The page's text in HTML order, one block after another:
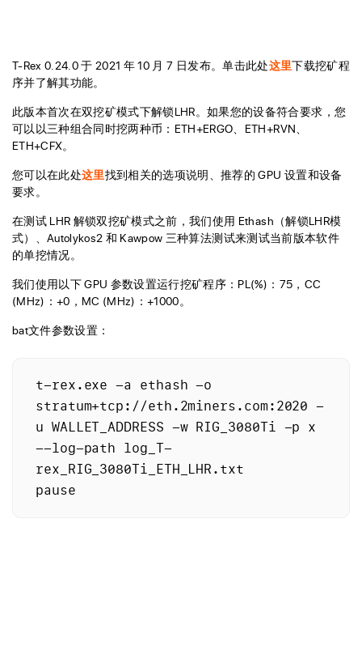
T-Rex 0.24.0 于 2021 年 10 月 7 日发布。单击此处这里下载挖矿程
序并了解其功能。
此版本首次在双挖矿模式下解锁LHR。如果您的设备符合要求，您
可以以三种组合同时挖两种币：ETH+ERGO、ETH+RVN、
ETH+CFX。
您可以在此处这里找到相关的选项说明、推荐的 GPU 设置和设备
要求。
在测试 LHR 解锁双挖矿模式之前，我们使用 Ethash（解锁LHR模
式）、Autolykos2 和 Kawpow 三种算法测试来测试当前版本软件
的单挖情况。
我们使用以下 GPU 参数设置运行挖矿程序：PL(%)：75，CC
(MHz)：+0，MC (MHz)：+1000。
bat文件参数设置：
t-rex.exe -a ethash -o
stratum+tcp://eth.2miners.com:2020 -
u WALLET_ADDRESS -w RIG_3080Ti -p x
--log-path log_T-
rex_RIG_3080Ti_ETH_LHR.txt